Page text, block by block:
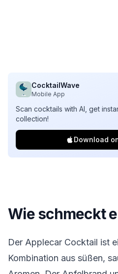
CocktailWave
Mobile App
Scan cocktails with AI, get
collection!
Download
Wie schmeckt
Der Applecar Cocktail ist
Kombination aus süßen,